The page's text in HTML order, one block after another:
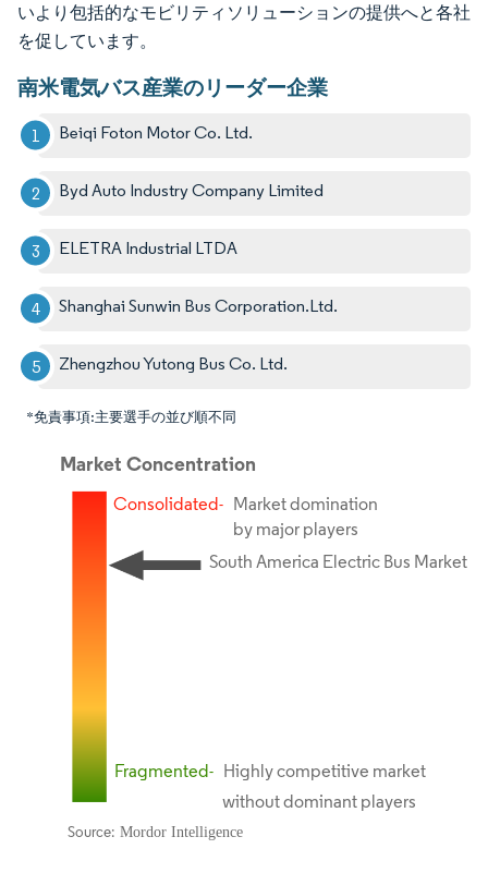
いより包括的なモビリティソリューションの提供へと各社
を促しています。
南米電気バス産業のリーダー企業
Beiqi Foton Motor Co. Ltd.
Byd Auto Industry Company Limited
ELETRA Industrial LTDA
Shanghai Sunwin Bus Corporation.Ltd.
Zhengzhou Yutong Bus Co. Ltd.
*免責事項:主要選手の並び順不同